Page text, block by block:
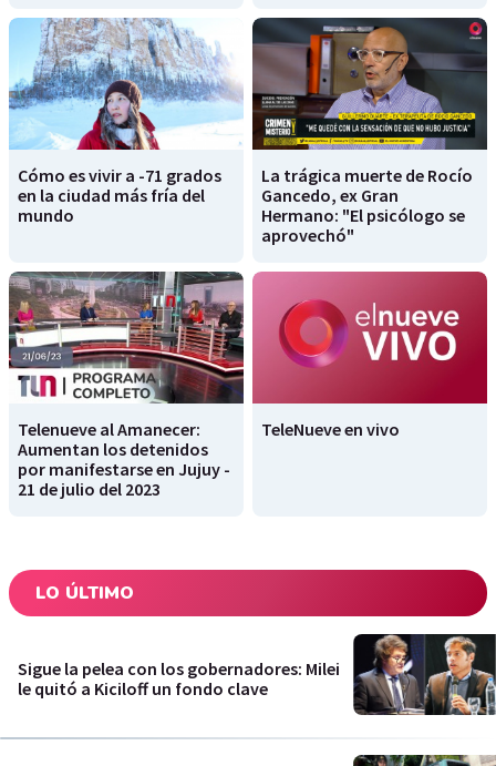
Cómo es vivir a -71 grados
en la ciudad más fría del
mundo
La trágica muerte de Rocío
Gancedo, ex Gran
Hermano: "El psicólogo se
aprovechó"
Telenueve al Amanecer:
Aumentan los detenidos
por manifestarse en Jujuy -
21 de julio del 2023
TeleNueve en vivo
LO ÚLTIMO
Sigue la pelea con los gobernadores: Milei
le quitó a Kiciloff un fondo clave